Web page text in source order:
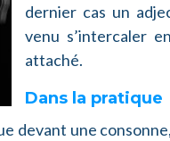
dernier cas un
venu s’intercaler
attaché.
Dans la pratique
devant une